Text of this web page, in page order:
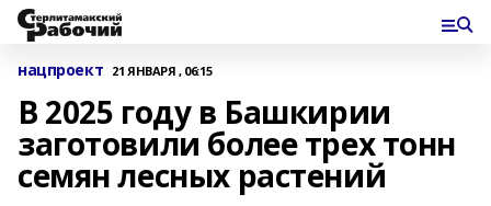
нацпроект 21 ЯНВАРЯ , 06:15
В 2025 году в Башкирии
заготовили более трех тонн
семян лесных растений